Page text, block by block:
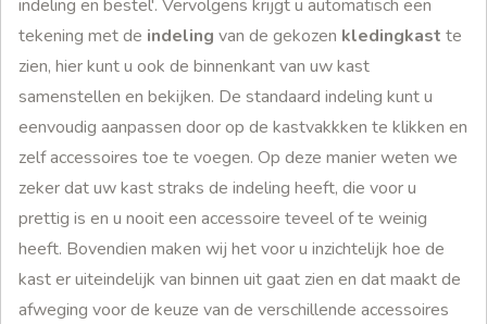
indeling en bestel'. Vervolgens krijgt u automatisch een
tekening met de indeling van de gekozen kledingkast te
zien, hier kunt u ook de binnenkant van uw kast
samenstellen en bekijken. De standaard indeling kunt u
eenvoudig aanpassen door op de kastvakkken te klikken en
zelf accessoires toe te voegen. Op deze manier weten we
zeker dat uw kast straks de indeling heeft, die voor u
prettig is en u nooit een accessoire teveel of te weinig
heeft. Bovendien maken wij het voor u inzichtelijk hoe de
kast er uiteindelijk van binnen uit gaat zien en dat maakt de
afweging voor de keuze van de verschillende accessoires